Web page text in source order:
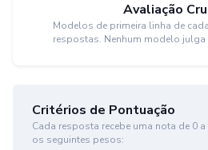
Avaliação
Modelos de primeira linha de
respostas. Nenhum modelo
Critérios de Pontuação
Cada resposta recebe uma nota de 0
os seguintes pesos: